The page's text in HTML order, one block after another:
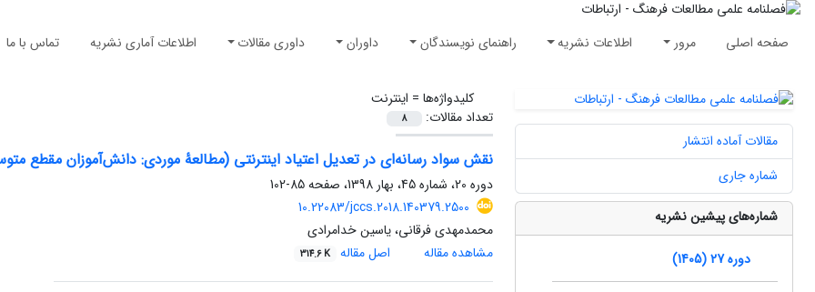
صفحه اصلی مرور اطلاعات نشریه راهنمای نویسندگان داوران داوری مقالات اطلاعات آماری نشریه تماس با ما
کلیدواژه‌ها = اینترنت
تعداد مقالات:
8
نقش سواد رسانه‌ای در تعدیل اعتیاد اینترنتی (مطالعۀ موردی: دانش‌آموزان مقطع
دوره 20، شماره 45، بهار 1398، صفحه
85-102
10.22083/jccs.2018.140379.2500
محمدمهدی فرقانی، یاسین خدامرادی
مشاهده مقاله
اصل مقاله 314.6 K
مقالات آماده انتشار
شماره جاری
شماره‌های پیشین نشریه
دوره 27 (1405)